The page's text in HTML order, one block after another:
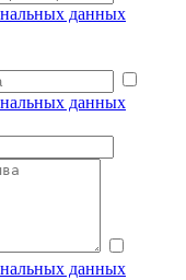
данных
данных
данных